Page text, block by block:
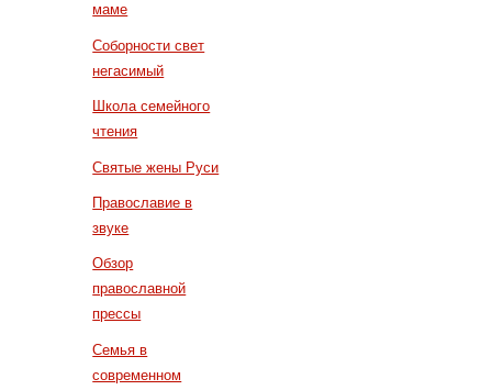
маме
Соборности свет
негасимый
Школа семейного
чтения
Святые жены Руси
Православие в
звуке
Обзор
православной
прессы
Семья в
современном